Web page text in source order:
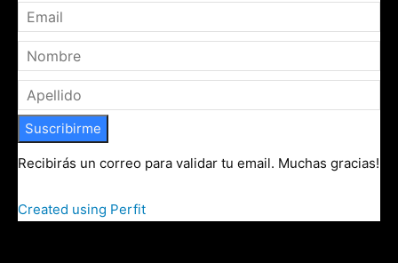
Suscribirme
Recibirás un correo para validar tu email. Muchas gracias!
Created using Perfit